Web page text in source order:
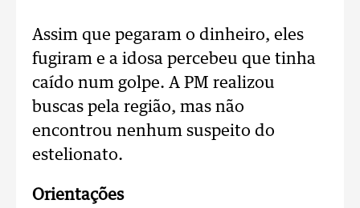
Assim que pegaram o dinheiro, eles
fugiram e a idosa percebeu que tinha
caído num golpe. A PM realizou
buscas pela região, mas não
encontrou nenhum suspeito do
estelionato.
Orientações